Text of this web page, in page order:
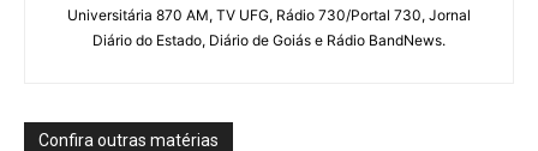
Universitária 870 AM, TV UFG, Rádio 730/Portal 730, Jornal
Diário do Estado, Diário de Goiás e Rádio BandNews.
Confira outras matérias